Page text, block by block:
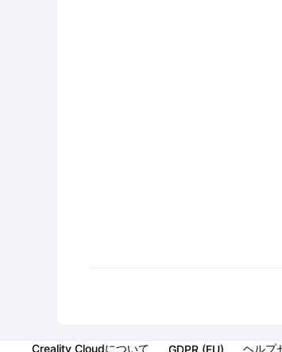
Creality Cloudについて GDPR (EU) ヘルプ